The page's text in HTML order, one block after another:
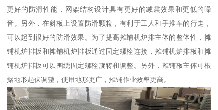
更好的防滑性能，网架结构设计具有更好的减震效果和更低的噪
音。另外，在斜板上设置防滑颗粒，有利于工人和手推车的行走，
可以起到很好的防滑效果。为了提高摊铺机炉排主体的整体性，摊
铺机炉排板和摊铺机炉排板通过固定螺栓连接，摊铺机炉排板和摊
铺机炉排板可以围绕固定螺栓旋转和调整。另外，摊铺板主体可根
据地形起伏调整，使用地形更广，摊铺作业效率更高。